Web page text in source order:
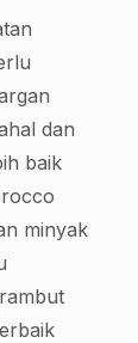
dan
baik
minyak